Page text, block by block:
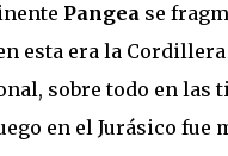
Pangea se
esta era la
sobre todo en
en el Jurásico